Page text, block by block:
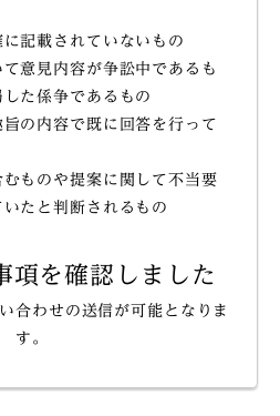
記載されていないもの
意見内容が争訟中であるも
た係争であるもの
の内容で既に回答を行って
ものや提案に関して不当要
たと判断されるもの
項を確認しました
合わせの送信が可能となりま
す。